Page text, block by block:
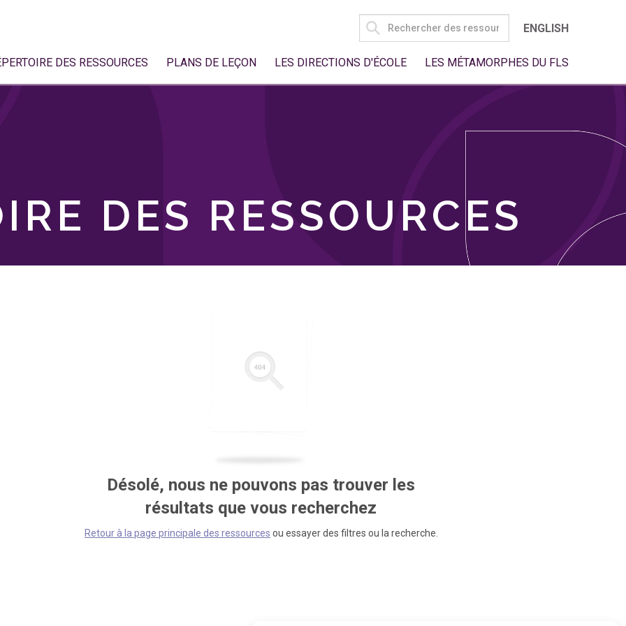
SEARCH
FOR:
ENGLISH
DES RESSOURCES PLANS DE LEÇON LES DIRECTIONS D'ÉCOLE LES MÉTAMORPHES DU FLS
DES RESSOURCES
Désolé, nous ne pouvons pas trouver les
résultats que vous recherchez
Retour à la page principale des ressources ou essayer des filtres ou la recherche.